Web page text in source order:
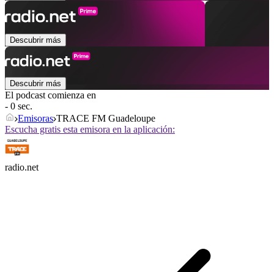
Descubrir más
Descubrir más
El podcast comienza en
- 0 sec.
Emisoras TRACE FM Guadeloupe
Escucha gratis esta emisora en la aplicación:
radio.net